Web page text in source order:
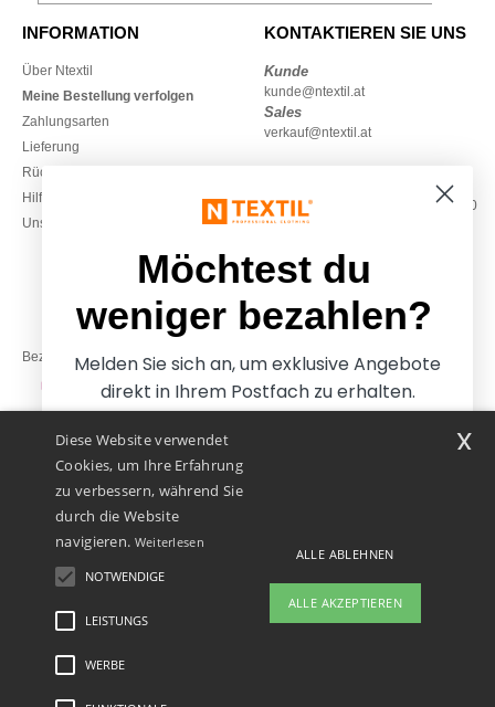
INFORMATION
Über Ntextil
Meine Bestellung verfolgen
Zahlungsarten
Lieferung
Rückerstattungen / Rückgaben
Hilfe & FAQs
Unsere Engagements
KONTAKTIEREN SIE UNS
Kunde
kunde@ntextil.at
Sales
verkauf@ntextil.at
Montag – Donnerstag: 10:00–13:00
& 14:00–17:30
Freitag: 10:00–14:00
Bezahlung mit
Unsere Paketzusteller
Rechtliche Hinweise
Diese Website verwendet
Cookies, um Ihre Erfahrung
zu verbessern, während Sie
durch die Website
navigieren. Weiterlesen
NOTWENDIGE
LEISTUNGS
WERBE
ALLE ABLEHNEN
ALLE AKZEPTIEREN
x
Möchtest du
weniger bezahlen?
Melden Sie sich an, um exklusive Angebote
direkt in Ihrem Postfach zu erhalten.
Ja, ich möchte weniger
bezahlen
Nein danke, ich möchte mehr bezahlen.